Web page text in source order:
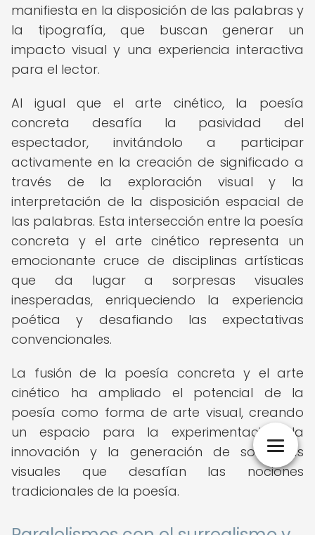
manifiesta en la disposición de las palabras y
la tipografía, que buscan generar un
impacto visual y una experiencia interactiva
para el lector.
Al igual que el arte cinético, la poesía
concreta desafía la pasividad del
espectador, invitándolo a participar
activamente en la creación de significado a
través de la exploración visual y la
interpretación de la disposición espacial de
las palabras. Esta intersección entre la poesía
concreta y el arte cinético representa un
emocionante cruce de disciplinas artísticas
que da lugar a sorpresas visuales
inesperadas, enriqueciendo la experiencia
poética y desafiando las expectativas
convencionales.
La fusión de la poesía concreta y el arte
cinético ha ampliado el potencial de la
poesía como forma de arte visual, creando
un espacio para la experimentación, la
innovación y la generación de sorpresas
visuales que desafían las nociones
tradicionales de la poesía.